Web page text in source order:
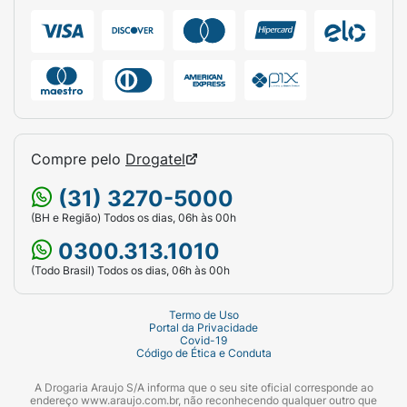
Sugestão de Uso:
Molhe o corpo durante o banho e aplique o
Sabonete Lux Botanicals Lírio Azul sobre a
pele úmida, massageando suavemente em
movimentos circulares até a formação de
uma espuma densa, cremosa e perfumada.
até retirar todo o produto. Pode ser utilizado
diariamente tanto no banho quanto no lavabo
para a lavagem frequente das mãos.
Ficha Técnica:
Botanicals.
Produto:Sabonete Glicerinado em Barra.
Compre pelo Drogatel
(31) 3270-5000
(BH e Região) Todos os dias, 06h às 00h
0300.313.1010
(Todo Brasil) Todos os dias, 06h às 00h
Termo de Uso
Portal da Privacidade
Covid-19
Código de Ética e Conduta
A Drogaria Araujo S/A informa que o seu site oficial corresponde ao
endereço www.araujo.com.br, não reconhecendo qualquer outro que